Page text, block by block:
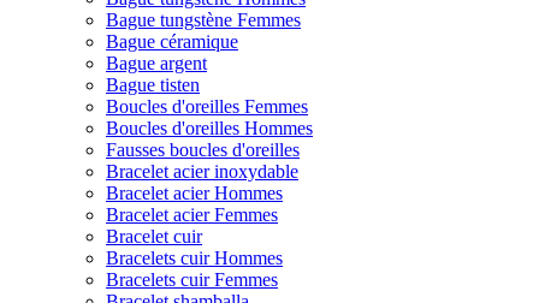
Bague tungstène Femmes
Bague céramique
Bague argent
Bague tisten
Boucles d'oreilles Femmes
Boucles d'oreilles Hommes
Fausses boucles d'oreilles
Bracelet acier inoxydable
Bracelet acier Hommes
Bracelet acier Femmes
Bracelet cuir
Bracelets cuir Hommes
Bracelets cuir Femmes